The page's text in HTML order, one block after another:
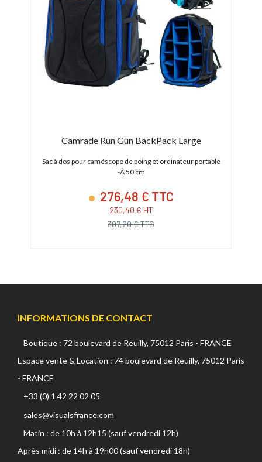
Camrade Run Gun BackPack Large
Sac à dos pour caméscope de poing et ordinateur portable
-Â 50 cm
276,48 € TTC
230,40 € HT
307,20 € TTC
INFORMATIONS DE CONTACT
Boutique : 72 boulevard de Reuilly, 75012 Paris - FRANCE
Espace vente & Location : 74 boulevard de Reuilly, 75012 Paris
- FRANCE
+33 (0) 1 42 22 02 05
sales@visualsfrance.com
Matin : de 10h à 12h15 (sauf vendredi 12h)
Après midi : de 14h à 19h00 (sauf vendredi 18h)